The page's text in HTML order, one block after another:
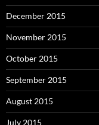
December 2015
November 2015
October 2015
September 2015
August 2015
July 2015